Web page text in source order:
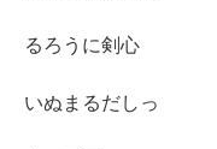
るろうに剣心
いぬまるだしっ